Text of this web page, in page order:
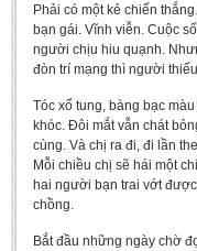
Phải có một kẻ chiến
bạn gái. Vĩnh viễn. Cuộc
người chịu hiu quạnh.
đòn trí mạng thì người
Tóc xổ tung, bàng bạc
khóc. Đôi mắt vẫn chát
cùng. Và chị ra đi, đi lần
Mỗi chiều chị sẽ hái một
hai người bạn trai vớt
chồng.
Bắt đầu những ngày chờ